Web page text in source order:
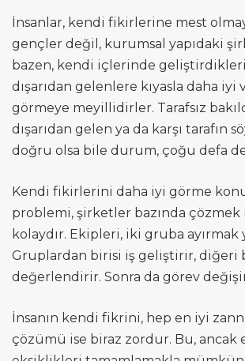
İnsanlar, kendi fikirlerine mest
gençler değil, kurumsal yapıdaki
bazen, kendi içlerinde
dışarıdan gelenlere kıyasla daha iyi
görmeye meyillidirler. Tarafsız
dışarıdan gelen ya da karşı tarafın
doğru olsa bile durum, çoğu defa
Kendi fikirlerini daha iyi görme
problemi, şirketler bazında çözmek
kolaydır. Ekipleri, iki gruba
Gruplardan birisi iş geliştirir, diğeri
değerlendirir. Sonra da görev
İnsanın kendi fikrini, hep en iyi
çözümü ise biraz zordur. Bu,